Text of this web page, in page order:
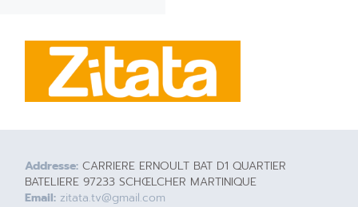
Addresse: CARRIERE ERNOULT BAT D1 QUARTIER
BATELIERE 97233 SCHŒLCHER MARTINIQUE
Email: zitata.tv@gmail.com